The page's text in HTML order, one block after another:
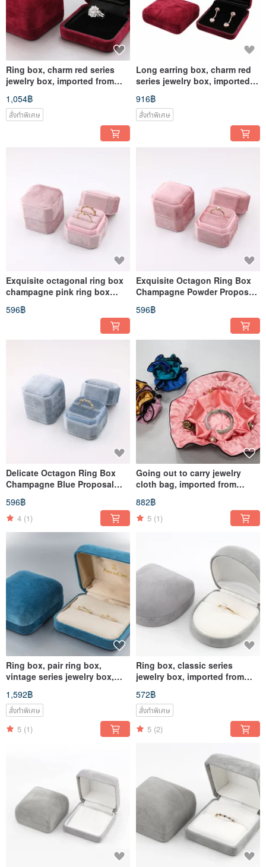
Ring box, charm red series
jewelry box, imported from
Japan
1,054฿
สั่งทำพิเศษ
Long earring box, charm red
series jewelry box, imported
from Japan
916฿
สั่งทำพิเศษ
Exquisite octagonal ring box
champagne pink ring box
wedding ring box ring box
596฿
Exquisite Octagon Ring Box
Champagne Powder Proposal
Box Ring Box
596฿
Delicate Octagon Ring Box
Champagne Blue Proposal
Box Ring Box
596฿
4 (1)
Going out to carry jewelry
cloth bag, imported from
Japan
882฿
5 (1)
Ring box, pair ring box,
vintage series jewelry box,
imported from Japan
1,592฿
สั่งทำพิเศษ
5 (1)
Ring box, classic series
jewelry box, imported from
Japan
572฿
สั่งทำพิเศษ
5 (2)